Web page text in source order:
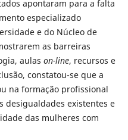
apontaram para a falta
especializado
e do Núcleo de
as barreiras
aulas on-line, recursos e
constatou-se que a
na formação profissional
desigualdades existentes e
das mulheres com